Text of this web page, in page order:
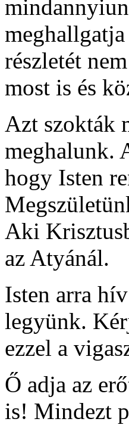
részletét
most is és
Azt szokták
meghalunk.
hogy Isten
Aki
az Atyánál.
Isten arra
legyünk.
ezzel a
Ő adja az
is! Mindezt